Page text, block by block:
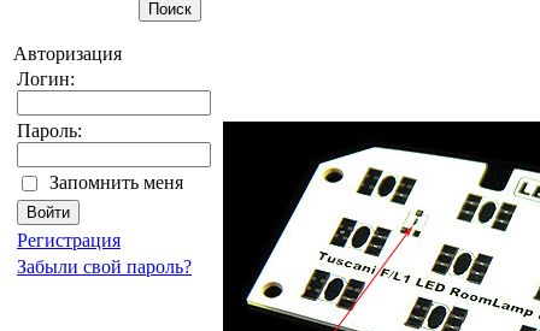
Авторизация
Логин:
Пароль:
Запомнить меня
Регистрация
Забыли свой пароль?